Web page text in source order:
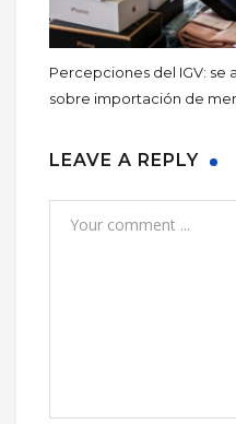
Percepciones del IGV: se
sobre importación de
LEAVE A REPLY